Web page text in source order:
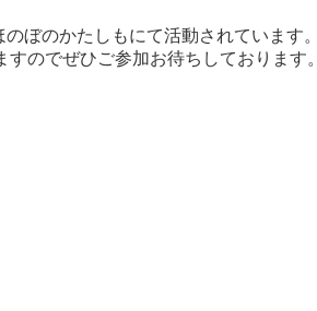
ぼのかたしもにて活動されています。
のでぜひご参加お待ちしております。